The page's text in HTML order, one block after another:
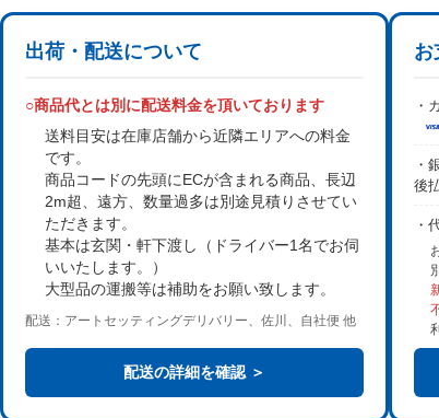
出荷・配送について
○商品代とは別に配送料金を頂いております
送料目安は在庫店舗から近隣エリアへの料金
です。
商品コードの先頭にECが含まれる商品、長辺
2m超、遠方、数量過多は別途見積り させてい
ただきます。
基本は玄関・軒下渡し
（ドライバー1名でお伺
いいたします。）
大型品の運搬等は補助をお願い致します。
配送：アートセッティングデリバリー、佐川、自社便 他
配送の詳細を確認 ＞
お
・
・
後
・